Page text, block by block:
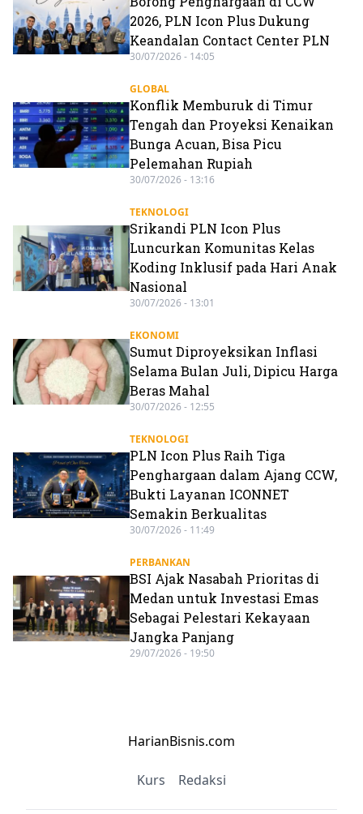
2026, PLN Icon Plus Dukung
Keandalan Contact Center PLN
30/07/2026 - 14:05
GLOBAL
Konflik Memburuk di Timur
Tengah dan Proyeksi Kenaikan
Bunga Acuan, Bisa Picu
Pelemahan Rupiah
30/07/2026 - 13:16
TEKNOLOGI
Srikandi PLN Icon Plus
Luncurkan Komunitas Kelas
Koding Inklusif pada Hari Anak
Nasional
30/07/2026 - 13:01
EKONOMI
Sumut Diproyeksikan Inflasi
Selama Bulan Juli, Dipicu Harga
Beras Mahal
30/07/2026 - 12:55
TEKNOLOGI
PLN Icon Plus Raih Tiga
Penghargaan dalam Ajang CCW,
Bukti Layanan ICONNET
Semakin Berkualitas
30/07/2026 - 11:49
PERBANKAN
BSI Ajak Nasabah Prioritas di
Medan untuk Investasi Emas
Sebagai Pelestari Kekayaan
Jangka Panjang
29/07/2026 - 19:50
HarianBisnis.com
Kurs Redaksi